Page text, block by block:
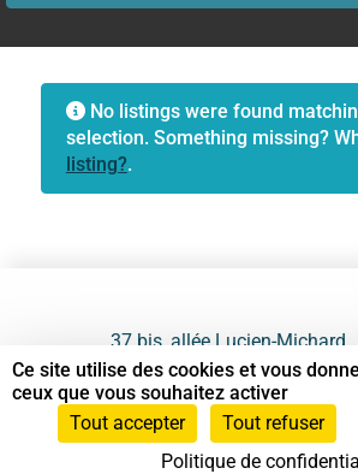
No listings were found
selection. Something missing?
listing?.
37 bis, allée Lucien-Michard
93190 Livry-Gargan
06 61 87 28 09
Ce site utilise des cookies et vous
ceux que vous souhaitez activer
Tout accepter
Tout refuser
Politique de